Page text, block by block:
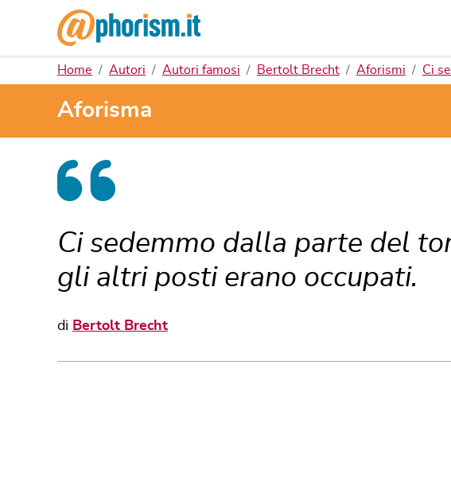
Home Autori Autori famosi Bertolt Brecht Aforismi Ci
Aforisma
Ci sedemmo dalla parte del
gli altri posti erano occupati.
di Bertolt Brecht